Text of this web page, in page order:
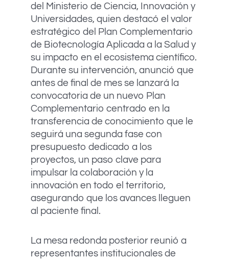
del Ministerio de Ciencia, Innovación y
Universidades, quien destacó el valor
estratégico del Plan Complementario
de Biotecnología Aplicada a la Salud y
su impacto en el ecosistema científico.
Durante su intervención, anunció que
antes de final de mes se lanzará la
convocatoria de un nuevo Plan
Complementario centrado en la
transferencia de conocimiento que le
seguirá una segunda fase con
presupuesto dedicado a los
proyectos, un paso clave para
impulsar la colaboración y la
innovación en todo el territorio,
asegurando que los avances lleguen
al paciente final.
La mesa redonda posterior reunió a
representantes institucionales de